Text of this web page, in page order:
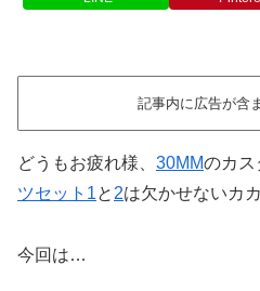
記事内に広告が含
どうもお疲れ様、 30MMのカス
ツセット1と 2は欠かせないカ
今回は…